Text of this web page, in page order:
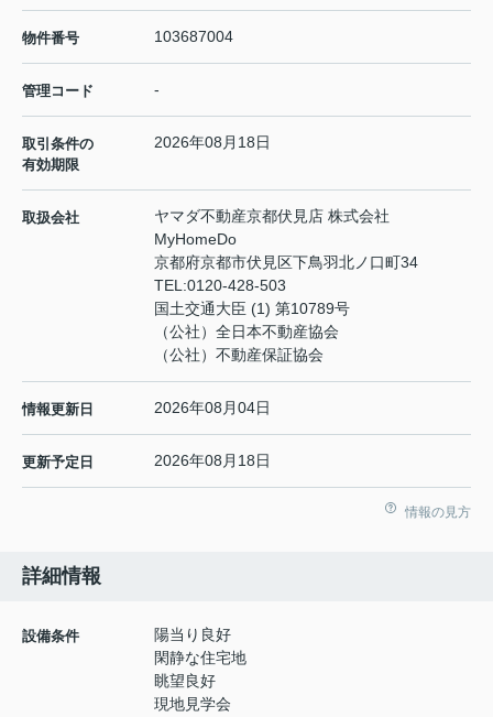
物件番号 103687004
管理コード -
取引条件の
有効期限
2026年08月18日
取扱会社
ヤマダ不動産京都伏見店 株式会社
MyHomeDo
京都府京都市伏見区下鳥羽北ノ口町34
TEL:0120-428-503
国土交通大臣 (1) 第10789号
（公社）全日本不動産協会
（公社）不動産保証協会
情報更新日 2026年08月04日
更新予定日 2026年08月18日
情報の見方
詳細情報
設備条件
陽当り良好
閑静な住宅地
眺望良好
現地見学会